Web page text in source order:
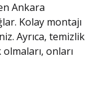
Ankara
Kolay montajı
Ayrıca, temizlik
onları